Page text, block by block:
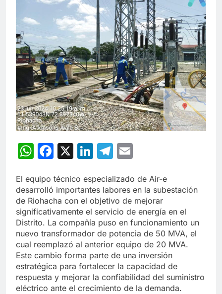
WhatsApp
Facebook
X LinkedIn
Telegram
El equipo técnico especializado de Air-e
desarrolló importantes labores en la subestación
de Riohacha con el objetivo de mejorar
significativamente el servicio de energía en el
Distrito. La compañía puso en funcionamiento un
nuevo transformador de potencia de 50 MVA, el
cual reemplazó al anterior equipo de 20 MVA.
Este cambio forma parte de una inversión
estratégica para fortalecer la capacidad de
respuesta y mejorar la confiabilidad del suministro
eléctrico ante el crecimiento de la demanda.